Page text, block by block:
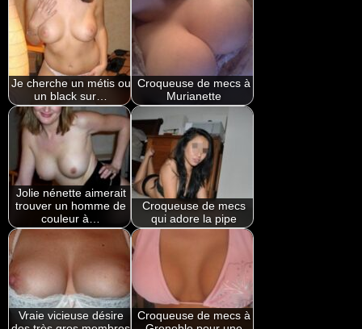
Je cherche un métis ou
un black sur…
Croqueuse de mecs à
Murianette
Jolie nénette aimerait
trouver un homme de
couleur à…
Croqueuse de mecs
qui adore la pipe
Vraie vicieuse désire
Croqueuse de mecs à